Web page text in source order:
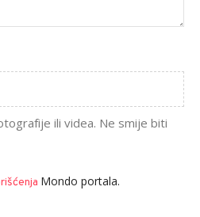
ili videa. Ne smije biti
Mondo portala.